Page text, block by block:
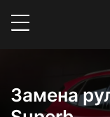
Замена